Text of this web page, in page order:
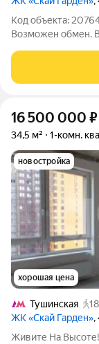
Код объекта:
Возможен обмен.
Подземный
площадки -
16 500 000 ₽
34,5 м² 1-комн.
новостройка
хорошая цена
Тушинская
ЖК «Скай Гарден»,
Живите На